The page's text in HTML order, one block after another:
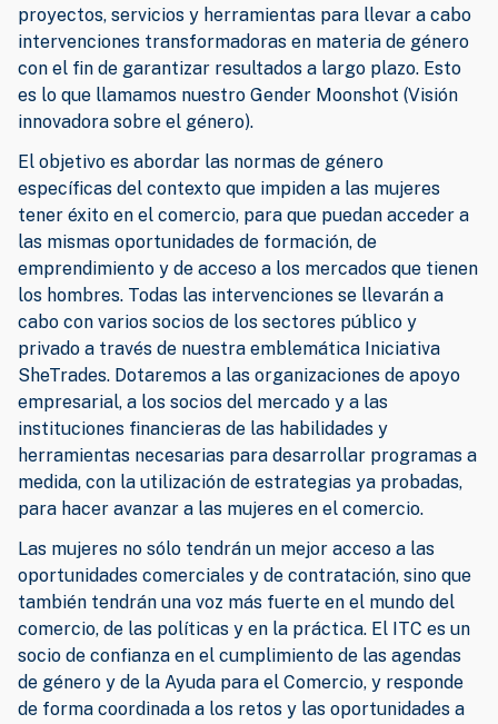
proyectos, servicios y herramientas para llevar a cabo
intervenciones transformadoras en materia de género
con el fin de garantizar resultados a largo plazo. Esto
es lo que llamamos nuestro Gender Moonshot (Visión
innovadora sobre el género).
El objetivo es abordar las normas de género
específicas del contexto que impiden a las mujeres
tener éxito en el comercio, para que puedan acceder a
las mismas oportunidades de formación, de
emprendimiento y de acceso a los mercados que tienen
los hombres. Todas las intervenciones se llevarán a
cabo con varios socios de los sectores público y
privado a través de nuestra emblemática Iniciativa
SheTrades. Dotaremos a las organizaciones de apoyo
empresarial, a los socios del mercado y a las
instituciones financieras de las habilidades y
herramientas necesarias para desarrollar programas a
medida, con la utilización de estrategias ya probadas,
para hacer avanzar a las mujeres en el comercio.
Las mujeres no sólo tendrán un mejor acceso a las
oportunidades comerciales y de contratación, sino que
también tendrán una voz más fuerte en el mundo del
comercio, de las políticas y en la práctica. El ITC es un
socio de confianza en el cumplimiento de las agendas
de género y de la Ayuda para el Comercio, y responde
de forma coordinada a los retos y las oportunidades a